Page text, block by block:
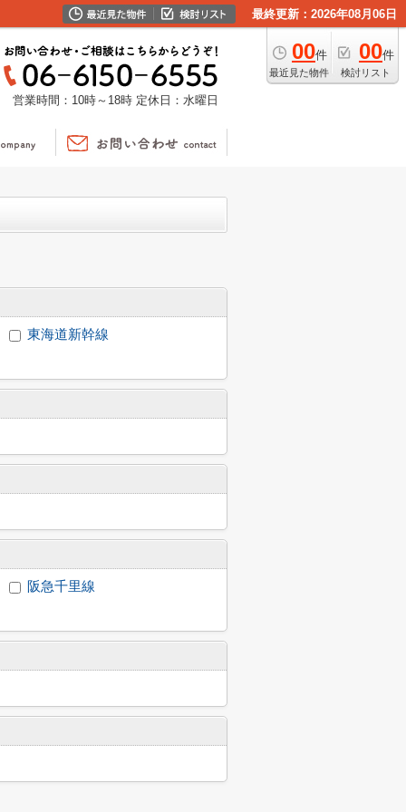
最終更新：2026年08月06日
00件
最近見た物件
00件
検討リスト
営業時間：10時～18時 定休日：水曜日
東海道新幹線
阪急千里線